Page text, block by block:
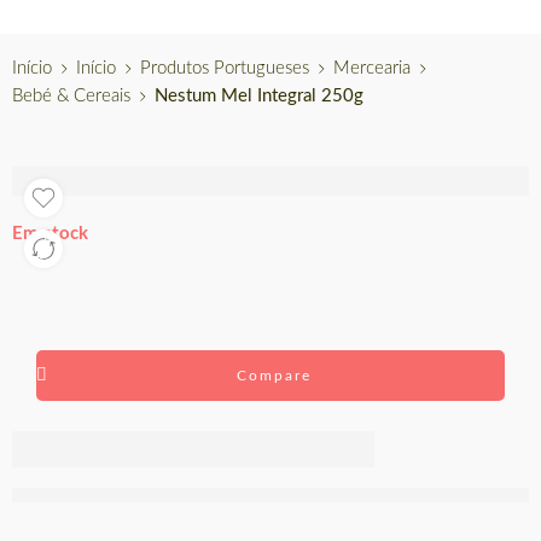
Início Início Produtos Portugueses
Mercearia
Bebé & Cereais
Nestum Mel Integral 250g
Em stock
Compare